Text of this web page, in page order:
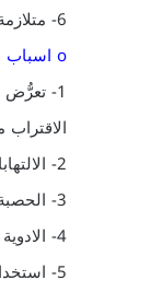
6- متلازمة سميث ليملي
o اسباب صغر الرأس الثانوي (غير الوراثي)
1-
الاقتراب
2- الالتهابات الخلقية
3- الحصبة الالمانية والتي يمكن تحاشيها بأخذ التطعيمات والتي هي متوفرة في جميع المراكز وبالمجان في هذه البلاد.
4- الادوية وخاصة ادوية الصرع.
5- استخدام الكحول وخاصة في الدول الأخرى.